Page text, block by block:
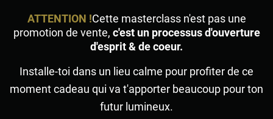
ATTENTION !Cette masterclass n'est pas une
promotion de vente, c'est un processus d'ouverture
d'esprit & de coeur.
Installe-toi dans un lieu calme pour profiter de ce
moment cadeau qui va t'apporter beaucoup pour ton
futur lumineux.